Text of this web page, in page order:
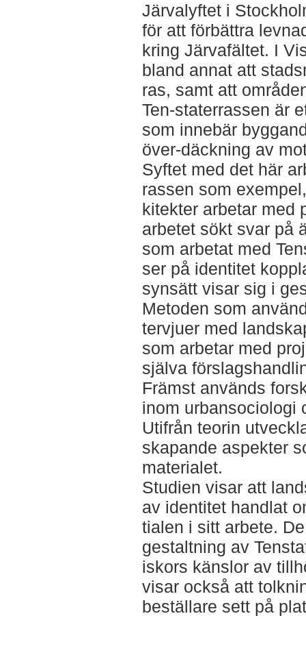
Järvalyftet i
för att förbättra
kring Järvafältet. I
bland annat att
ras, samt att
Ten-staterrassen är
som innebär
över-däckning av
Syftet med det här
rassen som
kitekter arbetar med
arbetet sökt svar på
som arbetat med
ser på identitet
synsätt visar sig i
Metoden som
tervjuer med
som arbetar med
själva
Främst används
inom urbansociologi
Utifrån teorin
skapande aspekter
materialet.
Studien visar att
av identitet handlat
tialen i sitt arbete.
gestaltning av
iskors känslor av
visar också att
beställare sett på